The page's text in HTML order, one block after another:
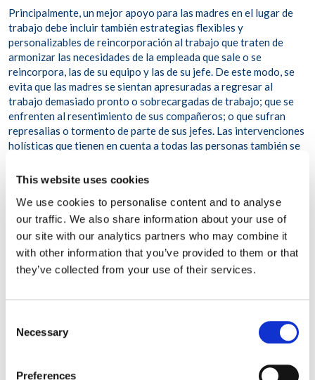
This website uses cookies
We use cookies to personalise content and to analyse
our traffic. We also share information about your use of
our site with our analytics partners who may combine it
with other information that you’ve provided to them or that
they’ve collected from your use of their services.
Selection
Necessary
Preferences
Principalmente, un mejor apoyo para las madres en el lugar de
trabajo debe incluir también estrategias flexibles y
personalizables de reincorporación al trabajo que traten de
armonizar las necesidades de la empleada que sale o se
reincorpora, las de su equipo y las de su jefe. De este modo, se
evita que las madres se sientan apresuradas a regresar al
trabajo demasiado pronto o sobrecargadas de trabajo; que se
enfrenten al resentimiento de sus compañeros; o que sufran
represalias o tormento de parte de sus jefes. Las intervenciones
holísticas que tienen en cuenta a todas las personas también se
reincorporación, para garantizar que brinden un apoyo óptimo a
retención, el compromiso, la satisfacción y el bienestar.
En definitiva, apoyar a su personal —sean madres, padres,
miembros de la Generación Z, de la Generación X o lo que sean—
se reduce a crear una cultura que priorice clara y
verdaderamente su bienestar